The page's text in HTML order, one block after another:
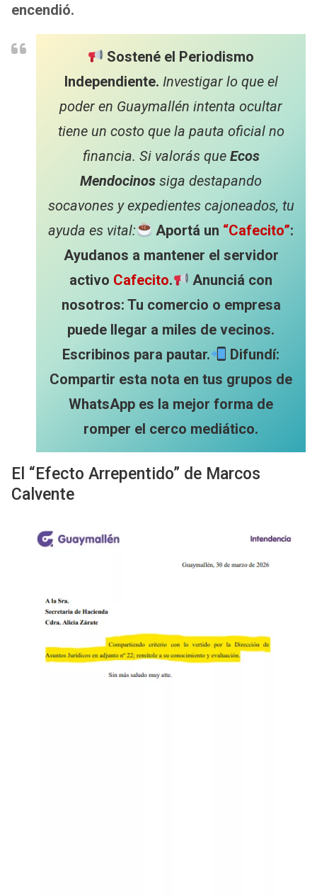
encendió.
Sostené el Periodismo
Independiente. Investigar lo que el
poder en Guaymallén intenta ocultar
tiene un costo que la pauta oficial no
financia. Si valorás que Ecos
Mendocinos siga destapando
socavones y expedientes cajoneados, tu
ayuda es vital:
Aportá un “Cafecito”:
Ayudanos a mantener el servidor
activo Cafecito.
Anunciá con
nosotros: Tu comercio o empresa
puede llegar a miles de vecinos.
Escribinos para pautar.
Difundí:
Compartir esta nota en tus grupos de
WhatsApp es la mejor forma de
romper el cerco mediático.
El “Efecto Arrepentido” de Marcos
Calvente